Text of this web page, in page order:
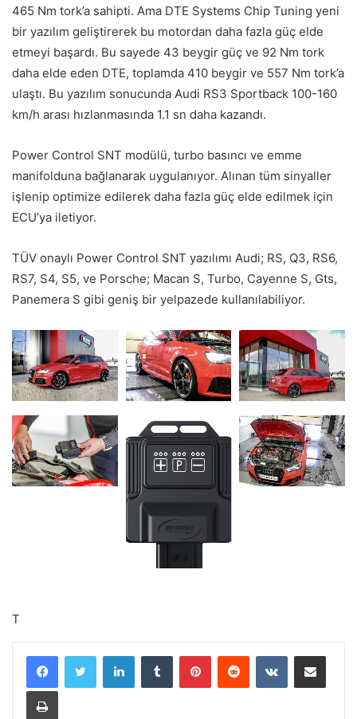
465 Nm tork’a sahipti. Ama DTE Systems Chip Tuning yeni
bir yazılım geliştirerek bu motordan daha fazla güç elde
etmeyi başardı. Bu sayede 43 beygir güç ve 92 Nm tork
daha elde eden DTE, toplamda 410 beygir ve 557 Nm tork’a
ulaştı. Bu yazılım sonucunda Audi RS3 Sportback 100-160
km/h arası hızlanmasında 1.1 sn daha kazandı.
Power Control SNT modülü, turbo basıncı ve emme
manifolduna bağlanarak uygulanıyor. Alınan tüm sinyaller
işlenip optimize edilerek daha fazla güç elde edilmek için
ECU’ya iletiyor.
TÜV onaylı Power Control SNT yazılımı Audi; RS, Q3, RS6,
RS7, S4, S5, ve Porsche; Macan S, Turbo, Cayenne S, Gts,
Panemera S gibi geniş bir yelpazede kullanılabiliyor.
T